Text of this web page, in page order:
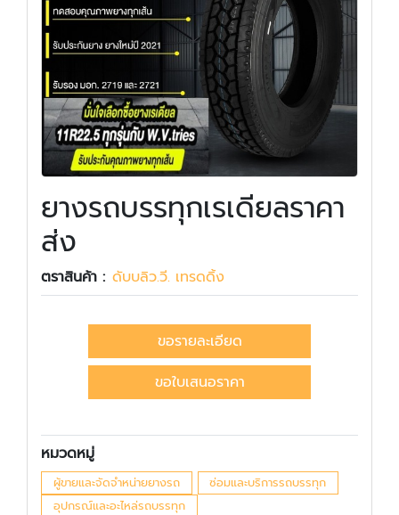
ยางรถบรรทุกเรเดียลราคา
ส่ง
ตราสินค้า : ดับบลิว.วี. เทรดดิ้ง
ขอรายละเอียด
ขอใบเสนอราคา
หมวดหมู่
ผู้ขายและจัดจำหน่ายยางรถ
ซ่อมและบริการรถบรรทุก
อุปกรณ์และอะไหล่รถบรรทุก